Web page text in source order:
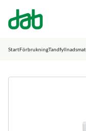
DAB Dental
StartFörbrukning